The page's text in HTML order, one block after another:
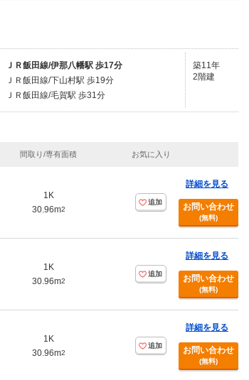
ＪＲ飯田線/伊那八幡駅 歩17分
ＪＲ飯田線/下山村駅 歩19分
ＪＲ飯田線/毛賀駅 歩31分
築11年
2階建
間取り/専有面積 お気に入り
1K
30.96m2
追加
詳細を見る
お問い合わせ
(無料)
1K
30.96m2
追加
詳細を見る
お問い合わせ
(無料)
1K
30.96m2
追加
詳細を見る
お問い合わせ
(無料)